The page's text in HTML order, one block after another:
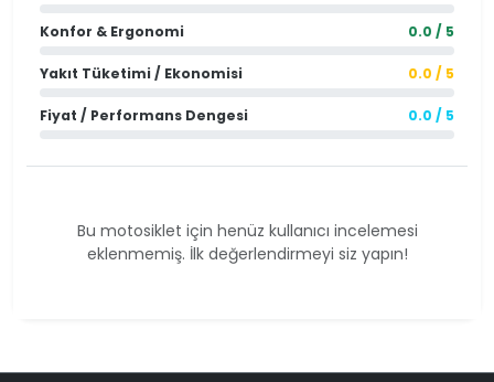
Konfor & Ergonomi 0.0 / 5
Yakıt Tüketimi / Ekonomisi 0.0 / 5
Fiyat / Performans Dengesi 0.0 / 5
Bu motosiklet için henüz kullanıcı incelemesi
eklenmemiş. İlk değerlendirmeyi siz yapın!